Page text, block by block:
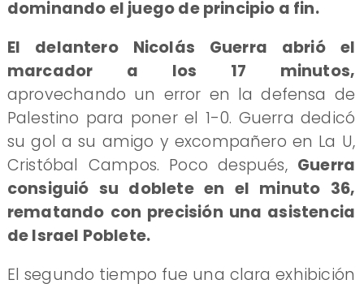
dominando el juego de principio a fin.
El delantero Nicolás Guerra abrió el
marcador a los 17 minutos,
aprovechando un error en la defensa de
Palestino para poner el 1-0. Guerra dedicó
su gol a su amigo y excompañero en La U,
Cristóbal Campos. Poco después, Guerra
consiguió su doblete en el minuto 36,
rematando con precisión una asistencia
de Israel Poblete.
El segundo tiempo fue una clara exhibición